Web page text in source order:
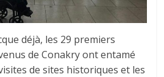
déjà, les 29 premiers
de Conakry ont entamé
de sites historiques et les